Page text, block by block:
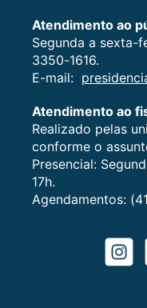
Atendimento ao
Segunda a sexta-
3350-1616.
E-mail:
Atendimento ao
Realizado pelas
conforme o
Presencial:
17h.
Agendamentos: